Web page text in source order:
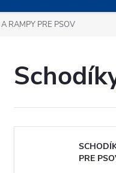
RAMPY PRE PSOV
PRE